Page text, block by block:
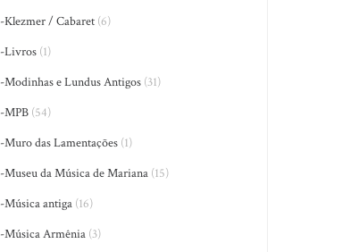
-Klezmer / Cabaret (6)
-Livros (1)
-Modinhas e Lundus Antigos (31)
-MPB (54)
-Muro das Lamentações (1)
-Museu da Música de Mariana (15)
-Música antiga (16)
-Música Armênia (3)